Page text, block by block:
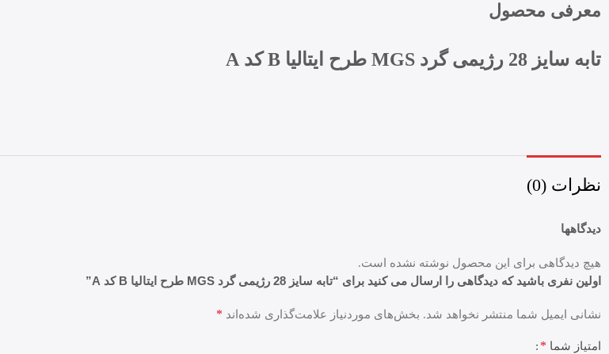
معرفی محصول
تابه سایز 28 رژیمی گرد MGS طرح ایتالیا B کد A
نظرات (0)
دیدگاهها
هیچ دیدگاهی برای این محصول نوشته نشده است.
اولین نفری باشید که دیدگاهی را ارسال می کنید برای “تابه سایز 28 رژیمی گرد MGS طرح ایتالیا B کد A”
نشانی ایمیل شما منتشر نخواهد شد. بخش‌های موردنیاز علامت‌گذاری شده‌اند *
امتیاز شما *